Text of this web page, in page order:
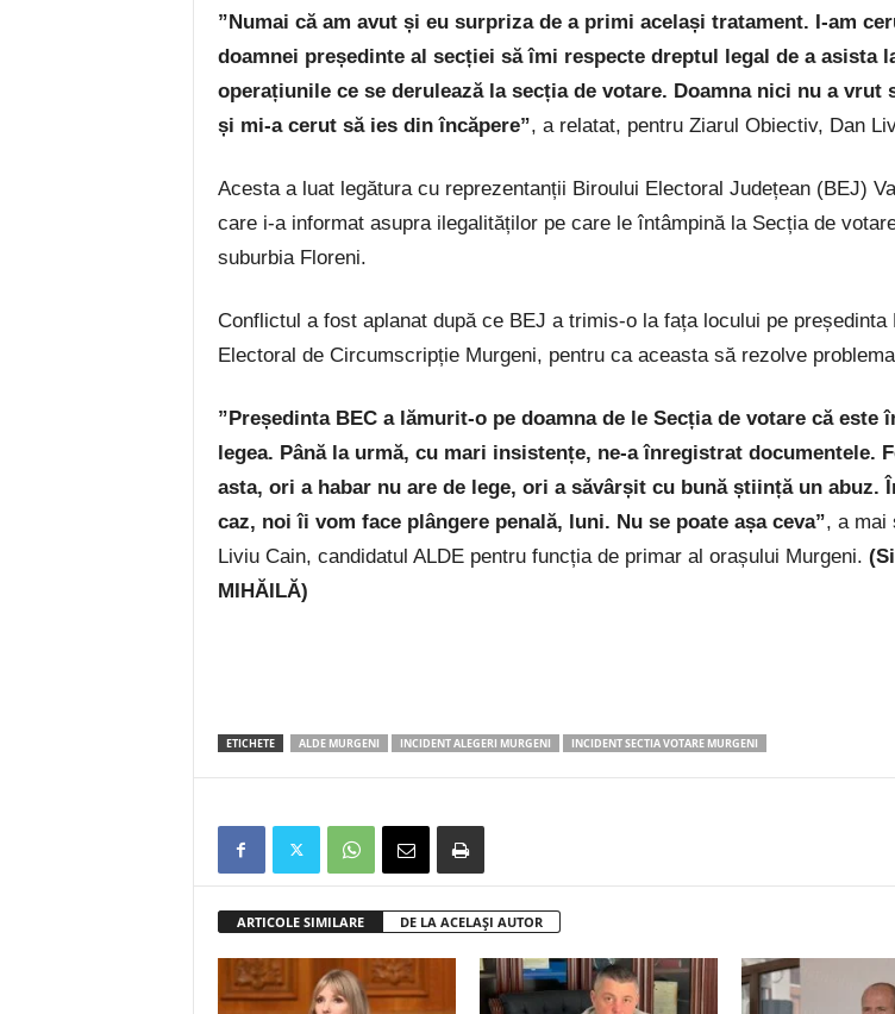
”Numai că am avut și eu surpriza de a primi același tratament. I-am
doamnei președinte al secției să îmi respecte dreptul legal de a asista
operațiunile ce se derulează la secția de votare. Doamna nici nu a vrut
și mi-a cerut să ies din încăpere”, a relatat, pentru Ziarul Obiectiv, Dan
Acesta a luat legătura cu reprezentanții Biroului Electoral Județean (BEJ)
care i-a informat asupra ilegalităților pe care le întâmpină la Secția de
suburbia Floreni.
Conflictul a fost aplanat după ce BEJ a trimis-o la fața locului pe președinta
Electoral de Circumscripție Murgeni, pentru ca aceasta să rezolve
”Președinta BEC a lămurit-o pe doamna de le Secția de votare că este
legea. Până la urmă, cu mari insistențe, ne-a înregistrat documentele.
asta, ori a habar nu are de lege, ori a săvârșit cu bună știință un abuz.
caz, noi îi vom face plângere penală, luni. Nu se poate așa ceva”, a mai
Liviu Cain, candidatul ALDE pentru funcția de primar al orașului Murgeni.
MIHĂILĂ)
ETICHETE ALDE MURGENI INCIDENT ALEGERI MURGENI INCIDENT SECTIA VOTARE MURGENI
ARTICOLE SIMILARE DE LA ACELAȘI AUTOR